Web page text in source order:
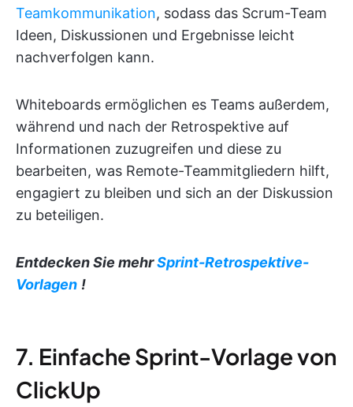
Teamkommunikation, sodass das Scrum-Team
Ideen, Diskussionen und Ergebnisse leicht
nachverfolgen kann.
Whiteboards ermöglichen es Teams außerdem,
während und nach der Retrospektive auf
Informationen zuzugreifen und diese zu
bearbeiten, was Remote-Teammitgliedern hilft,
engagiert zu bleiben und sich an der Diskussion
zu beteiligen.
Entdecken Sie mehrSprint-Retrospektive-
Vorlagen !
7. Einfache Sprint-Vorlage von
ClickUp